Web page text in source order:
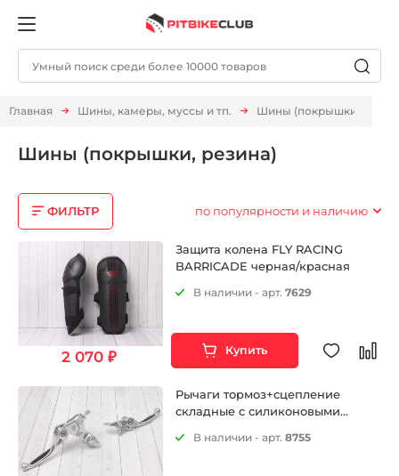
Главная Шины, камеры, муссы и тп. Шины (покрышки,
Шины (покрышки, резина)
ФИЛЬТР по популярности и наличию
2 070 ₽
Защита колена FLY RACING
BARRICADE черная/красная
В наличии - арт.7629
Купить
Рычаги тормоз+сцепление
складные c силиконовыми
питбайк черные
В наличии - арт.8755